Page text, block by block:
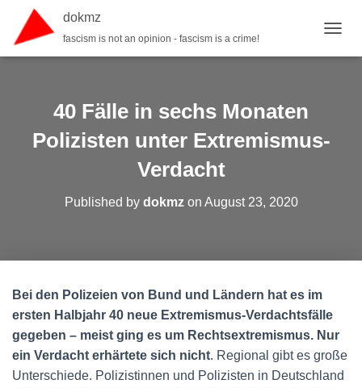
dokmz
fascism is not an opinion - fascism is a crime!
40 Fälle in sechs Monaten
Polizisten unter Extremismus-
Verdacht
Published by dokmzon August 23, 2020
Bei den Polizeien von Bund und Ländern hat es im
ersten Halbjahr 40 neue Extremismus-Verdachtsfälle
gegeben – meist ging es um Rechtsextremismus. Nur
ein Verdacht erhärtete sich nicht. Regional gibt es große
Unterschiede. Polizistinnen und Polizisten in Deutschland